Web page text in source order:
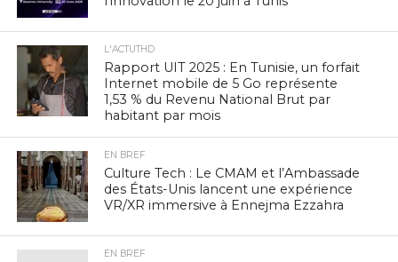
L'ACTUTHD
Rapport UIT 2025 : En Tunisie, un forfait
Internet mobile de 5 Go représente
1,53 % du Revenu National Brut par
habitant par mois
EN BREF
Culture Tech : Le CMAM et l’Ambassade
des États-Unis lancent une expérience
VR/XR immersive à Ennejma Ezzahra
EN BREF